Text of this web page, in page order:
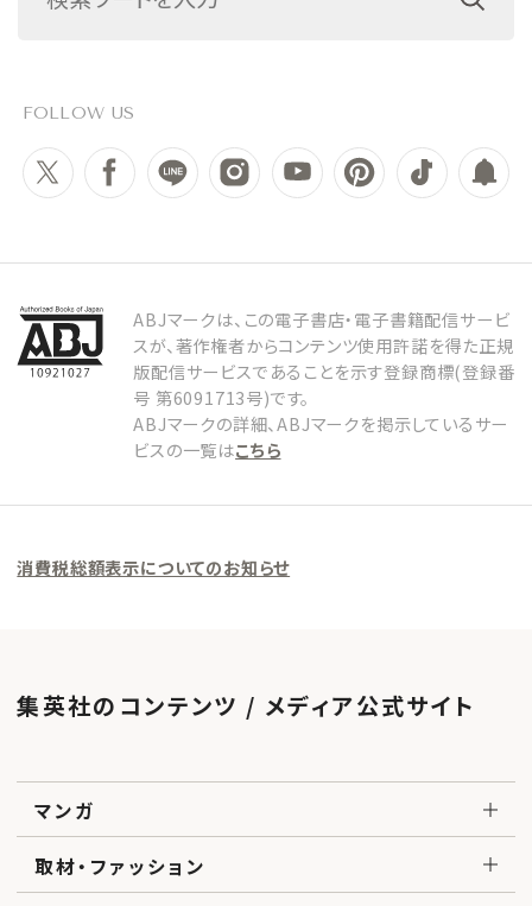
FOLLOW US
ABJマークは、この電子書店・電子書籍配信サービ
スが、著作権者からコンテンツ使用許諾を得た正規
版配信サービスであることを示す登録商標(登録番
号 第6091713号)です。
ABJマークの詳細、ABJマークを掲示しているサー
ビスの一覧はこちら
消費税総額表示についてのお知らせ
集英社のコンテンツ / メディア公式サイト
マンガ
取材・ファッション